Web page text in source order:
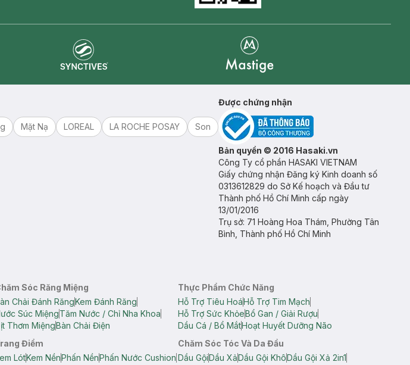
Mặt Nạ LOREAL LA ROCHE POSAY
Son
Được chứng nhận
Bản quyền © 2016 Hasaki.vn
Công Ty cổ phần HASAKI VIETNAM
Giấy chứng nhận Đăng ký Kinh doanh số
0313612829 do Sở Kế hoạch và Đầu tư
Thành phố Hồ Chí Minh cấp ngày
13/01/2016
Trụ sở: 71 Hoàng Hoa Thám, Phường Tân
Bình, Thành phố Hồ Chí Minh
Sóc Răng Miệng
Chải Đánh RăngKem Đánh Răng
Súc MiệngTăm Nước / Chỉ Nha Khoa
Thơm MiệngBàn Chải Điện
Thực Phẩm Chức Năng
Hỗ Trợ Tiêu HoáHỗ Trợ Tim Mạch
Hỗ Trợ Sức KhỏeBổ Gan / Giải Rượu
Dầu Cá / Bổ MắtHoạt Huyết Dưỡng Não
Điểm
LótKem NềnPhấn NềnPhấn Nước Cushion
Chăm Sóc Tóc Và Da Đầu
Dầu GộiDầu XảDầu Gội KhôDầu Gội Xả 2in1